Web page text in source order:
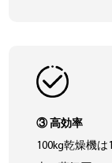
③ 高効率
100kg乾燥機